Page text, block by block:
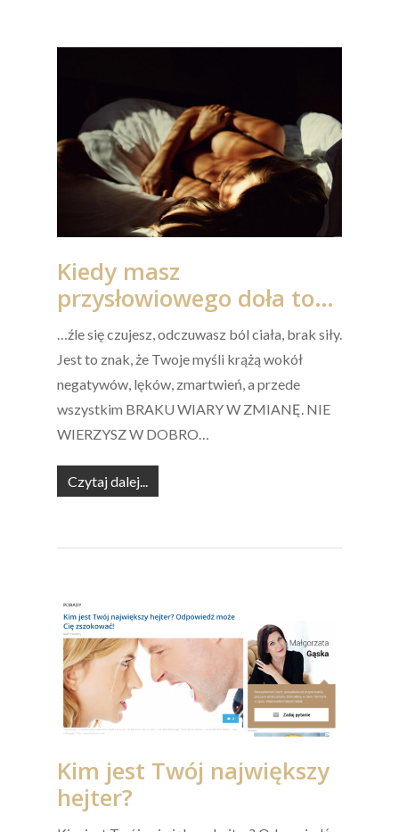
Kiedy masz
przysłowiowego doła to…
…źle się czujesz, odczuwasz ból ciała, brak siły.
Jest to znak, że Twoje myśli krążą wokół
negatywów, lęków, zmartwień, a przede
wszystkim BRAKU WIARY W ZMIANĘ. NIE
WIERZYSZ W DOBRO…
Czytaj dalej...
Kim jest Twój największy
hejter?